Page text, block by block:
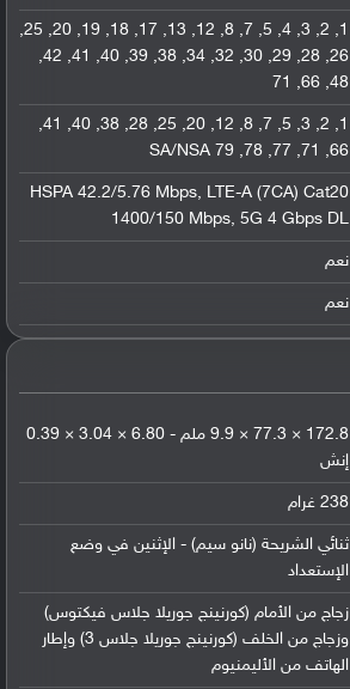
1, 2, 3, 4, 5, 7, 8, 12, 13, 17, 18, 19, 20, 25,
26, 28, 29, 30, 32, 34, 38, 39, 40, 41, 42,
48, 66, 71
1, 2, 3, 5, 7, 8, 12, 20, 25, 28, 38, 40, 41,
66, 71, 77, 78, 79 SA/NSA
HSPA 42.2/5.76 Mbps, LTE-A (7CA) Cat20
1400/150 Mbps, 5G 4 Gbps DL
نعم
نعم
172.8 × 77.3 × 9.9 ملم - 6.80 × 3.04 × 0.39
إنش
238 غرام
ثنائي الشريحة (نانو سيم) - الإثنين في وضع
الإستعداد
زجاج من الأمام (كورنينج جوريلا جلاس فيكتوس)
وزجاج من الخلف (كورنينج جوريلا جلاس 3) وإطار
الهاتف من الأليمنيوم